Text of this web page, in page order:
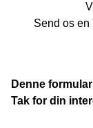
Send os en
Denne
Tak for din